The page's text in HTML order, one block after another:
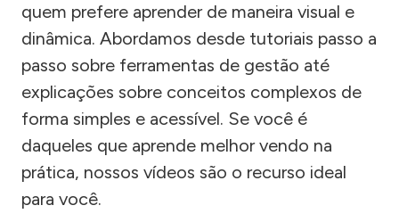
quem prefere aprender de maneira visual e
dinâmica. Abordamos desde tutoriais passo a
passo sobre ferramentas de gestão até
explicações sobre conceitos complexos de
forma simples e acessível. Se você é
daqueles que aprende melhor vendo na
prática, nossos vídeos são o recurso ideal
para você.